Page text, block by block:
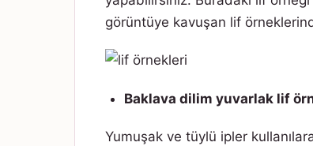
görüntüye kavuşan lif
Baklava dilim yuvarlak lif
Yumuşak ve tüylü ipler